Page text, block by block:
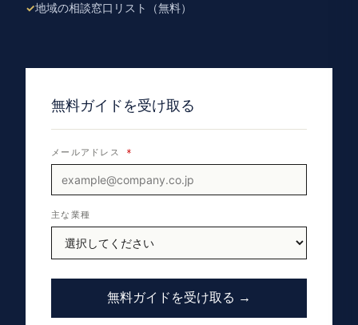
地域の相談窓口リスト（無料）
無料ガイドを受け取る
メールアドレス *
主な業種
無料ガイドを受け取る →